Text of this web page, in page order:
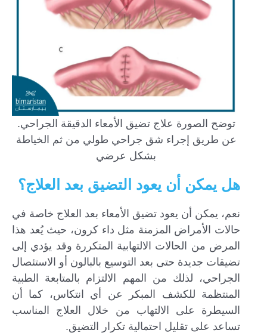
توضح الصورة علاج تضيق الأمعاء الدقيقة الجراحي.
عن طريق إجراء شق جراحي طولي من ثم الخياطة
بشكل عرضي
هل يمكن أن يعود التضيق بعد العلاج؟
نعم، يمكن أن يعود تضيق الأمعاء بعد العلاج خاصة في
حالات الأمراض المزمنة مثل داء كرون، حيث يُعد هذا
المرض من الحالات الالتهابية المتكررة وقد يؤدي إلى
تضيقات جديدة حتى بعد التوسيع بالبالون أو الاستئصال
الجراحي، لذلك من المهم الالتزام بالمتابعة الطبية
المنتظمة للكشف المبكر عن أي انتكاس، كما أن
السيطرة على الالتهاب من خلال العلاج المناسب
تساعد على تقليل احتمالية تكرار التضيق.